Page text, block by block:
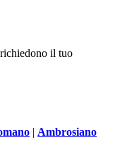
il tuo
| Ambrosiano